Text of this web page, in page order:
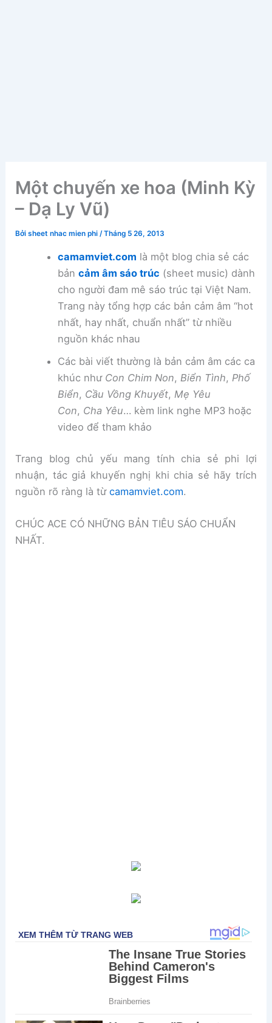
Một chuyến xe hoa (Minh Kỳ
– Dạ Ly Vũ)
Bởisheet nhac mien phi/Tháng 5 26, 2013
camamviet.com là một blog chia sẻ các
bản cảm âm sáo trúc (sheet music) dành
cho người đam mê sáo trúc tại Việt Nam.
Trang này tổng hợp các bản cảm âm “hot
nhất, hay nhất, chuẩn nhất” từ nhiều
nguồn khác nhau
Các bài viết thường là bản cảm âm các ca
khúc như Con Chim Non, Biển Tình, Phố
Biển, Cầu Vồng Khuyết, Mẹ Yêu
Con, Cha Yêu… kèm link nghe MP3 hoặc
video để tham khảo
Trang blog chủ yếu mang tính chia sẻ phi lợi
nhuận, tác giả khuyến nghị khi chia sẻ hãy trích
nguồn rõ ràng là từcamamviet.com.
CHÚC ACE CÓ NHỮNG BẢN TIÊU SÁO CHUẨN
NHẤT.